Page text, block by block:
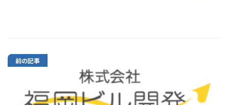
前の記事